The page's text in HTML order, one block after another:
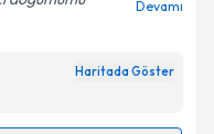
ilişkin
Aydınlatma
belirtilen
ediyorum.
Devamı
Haritada Göster